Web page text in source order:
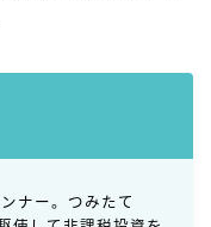
ナー。つみたて